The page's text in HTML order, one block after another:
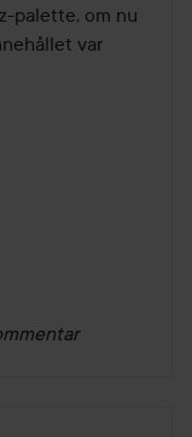
palette, om nu
var